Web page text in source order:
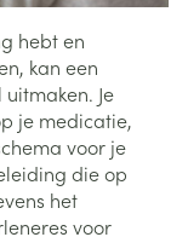
hebt en
kan een
Je
je medicatie,
voor je
die op
het
voor